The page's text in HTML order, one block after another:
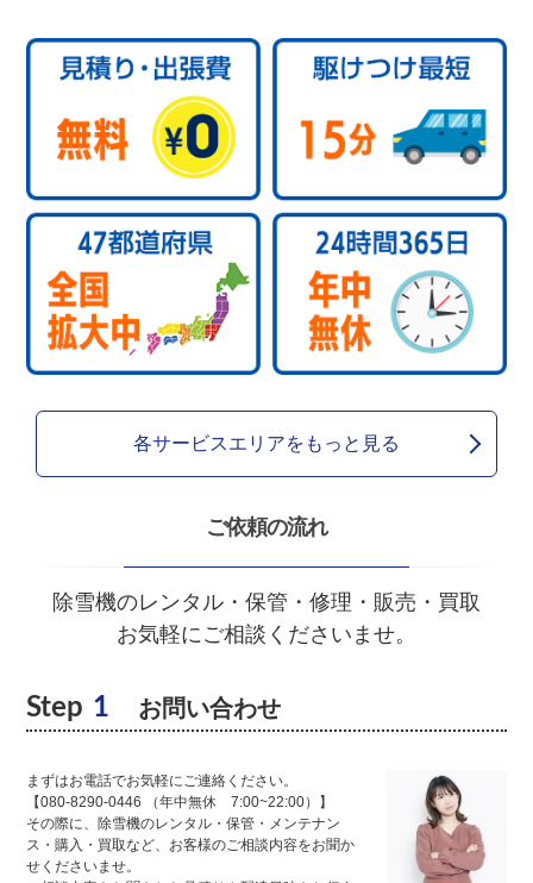
各サービスエリアをもっと見る
ご依頼の流れ
除雪機のレンタル・保管・修理・販売・買取
お気軽にご相談くださいませ。
Step 1 お問い合わせ
まずはお電話でお気軽にご連絡ください。
【080-8290-0446 （年中無休 7:00~22:00）】
その際に、除雪機のレンタル・保管・メンテナン
ス・購入・買取など、お客様のご相談内容をお聞か
せくださいませ。